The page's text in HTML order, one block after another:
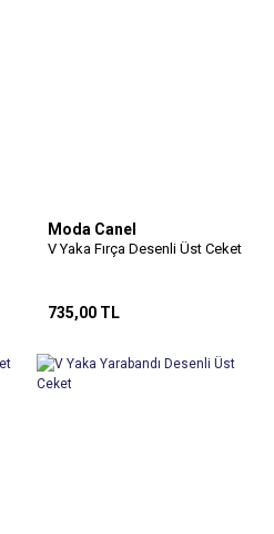
Moda Canel
V Yaka Fırça Desenli Üst Ceket
735,00 TL